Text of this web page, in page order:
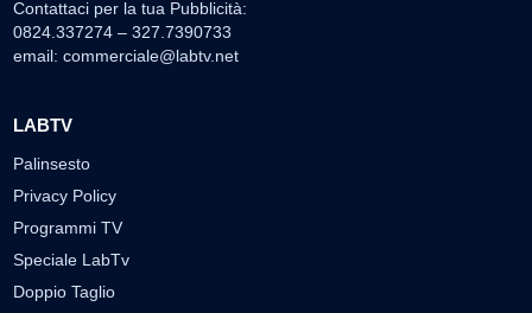
Contattaci per la tua Pubblicità:
0824.337274 – 327.7390733
email: commerciale@labtv.net
LABTV
Palinsesto
Privacy Policy
Programmi TV
Speciale LabTv
Doppio Taglio